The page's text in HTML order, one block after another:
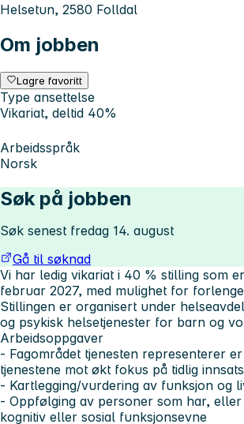
Helsetun, 2580 Folldal
Om jobben
Lagre favoritt
Type ansettelse
Vikariat, deltid 40%
Arbeidsspråk
Norsk
Søk på jobben
Søk senest fredag 14. august
Gå til søknad
Vi har ledig vikariat i 40 % stilling som
februar 2027, med mulighet for
Stillingen er organisert under
og psykisk helsetjenester for barn og
Arbeidsoppgaver
- Fagområdet tjenesten representerer
tjenestene mot økt fokus på tidlig
- Kartlegging/vurdering av funksjon og
- Oppfølging av personer som har,
kognitiv eller sosial funksjonsevne